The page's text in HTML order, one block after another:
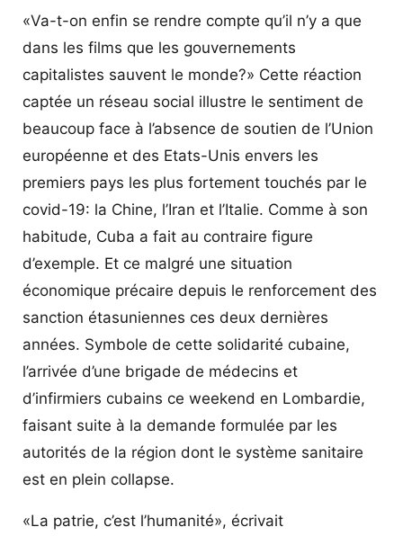
«Va-t-on enfin se rendre compte qu’il n’y a que
dans les films que les gouvernements
capitalistes sauvent le monde?» Cette réaction
captée un réseau social illustre le sentiment de
beaucoup face à l’absence de soutien de l’Union
européenne et des Etats-Unis envers les
premiers pays les plus fortement touchés par le
covid-19: la Chine, l’Iran et l’Italie. Comme à son
habitude, Cuba a fait au contraire figure
d’exemple. Et ce malgré une situation
économique précaire depuis le renforcement des
sanction étasuniennes ces deux dernières
années. Symbole de cette solidarité cubaine,
l’arrivée d’une brigade de médecins et
d’infirmiers cubains ce weekend en Lombardie,
faisant suite à la demande formulée par les
autorités de la région dont le système sanitaire
est en plein collapse.
«La patrie, c’est l’humanité», écrivait